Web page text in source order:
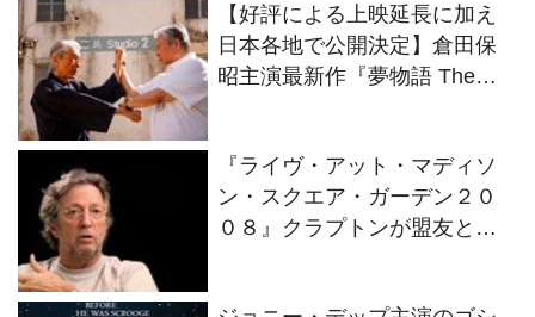
【好評による上映延長に加え
日本各地で公開決定】倉田保
昭主演最新作『夢物語 The
『ライヴ・アット・マディソ
ン・スクエア・ガーデン２０
０８』クラプトンが盟友との